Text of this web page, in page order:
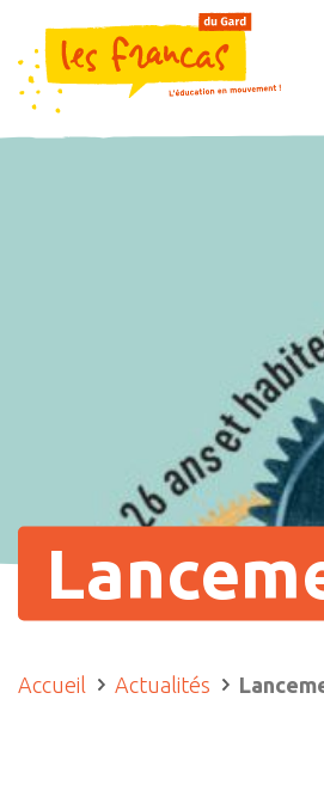
Accueil Actualités